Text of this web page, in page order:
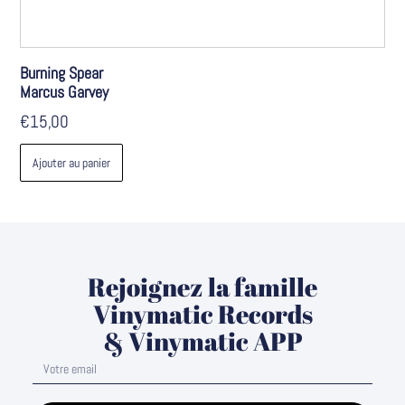
Burning Spear
Marcus Garvey
€15,00
Ajouter au panier
Rejoignez la famille
Vinymatic Records
& Vinymatic APP